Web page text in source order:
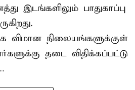
இடங்களிலும் பாதுகாப்பு
விமான நிலையங்களுக்குள்
தடை விதிக்கப்பட்டு